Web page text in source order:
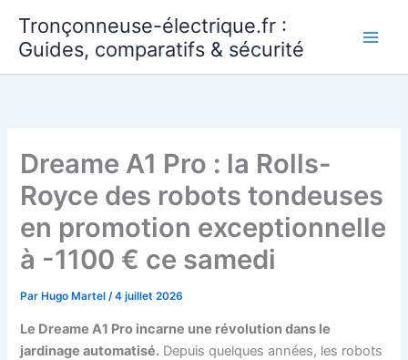
contenu
Tronçonneuse-électrique.fr :
Guides, comparatifs & sécurité
Dreame A1 Pro : la Rolls-
Royce des robots tondeuses
en promotion exceptionnelle
à -1100 € ce samedi
Par Hugo Martel/4 juillet 2026
Le Dreame A1 Pro incarne une révolution dans le
jardinage automatisé. Depuis quelques années, les robots